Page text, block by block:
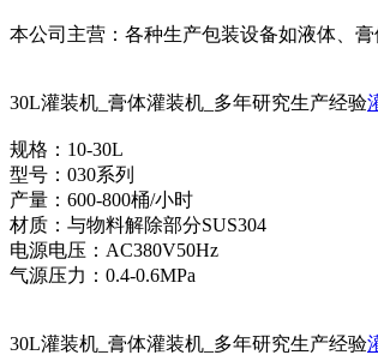
本公司主营：各种生产包装设备如液体、
30L灌装机_膏体灌装机_多年研究生产经验
规格：10-30L
型号：030系列
产量：600-800桶/小时
材质：与物料解除部分SUS304
电源电压：AC380V50Hz
气源压力：0.4-0.6MPa
30L灌装机_膏体灌装机_多年研究生产经验